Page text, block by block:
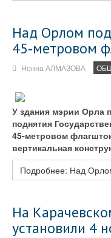
Над Орлом
45‑метровом
Нонна АЛМАЗОВА
У здания мэрии Орла
поднятия
45‑метровом
вертикальная
Подробнее: Над
На
установили 4